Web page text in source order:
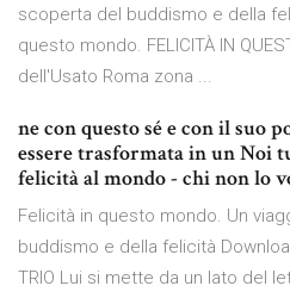
scoperta del buddismo e della
questo mondo. FELICITÀ IN
dell'Usato Roma zona ...
ne con questo sé e con il suo
essere trasformata in un Noi
felicità al mondo - chi non lo
Felicità in questo mondo. Un
buddismo e della felicità
TRIO Lui si mette da un lato del